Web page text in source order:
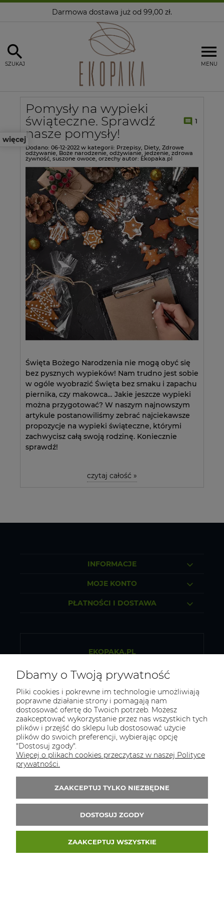
Darmowa dostawa już od 99,00 zł.
MENU
SZUKAJ
więcej
Pomysły na wypieki
świąteczne. Sprawdź
nasze pomysły!
1
Dodano: 06-12-2022 w kategorii: Przepisy, Diety, Zdrowe
odżywanie, Boże narodzenie, odżywianie, jedzenie, zdrowa
żywność, suszone owoce, orzechy autor: Ekopaka.pl
Święta Bożego Narodzenia nie mogą obyć się
bez pysznych wypieków! Nam trudno jest sobie
w ogóle wyobrazić Święta bez smaku i zapachu
piernika, czy makowca… Jakie jeszcze wypieki
można przygotować? W naszym najnowszym
artykule postanowiliśmy zebrać najciekawsze
propozycje na wypieki świąteczne, którymi
zachwycisz całą swoją rodzinę. Koniecznie
sprawdź!
czytaj całość »
INFORMACJE
MOJE KONTO
PŁATNOŚCI I DOSTAWA
EKOPAKA.PL
Sklep internetowy ze zdrową żywnością
NIP: 5130281419
REGON: 523313151
Tel.:
796 434 468
E-mail:biuro@ekopaka.pl
Zapisz się do newslletera i odbierz 5% rabatu
na pierwsze zakupy
Dbamy o Twoją prywatność
Pliki cookies i pokrewne im technologie umożliwiają
poprawne działanie strony i pomagają nam
dostosować ofertę do Twoich potrzeb. Możesz
zaakceptować wykorzystanie przez nas wszystkich tych
plików i przejść do sklepu lub dostosować użycie
plików do swoich preferencji, wybierając opcję
"Dostosuj zgody".
Więcej o plikach cookies przeczytasz w naszej Polityce
prywatności.
ZAAKCEPTUJ TYLKO NIEZBĘDNE
DOSTOSUJ ZGODY
ZAAKCEPTUJ WSZYSTKIE